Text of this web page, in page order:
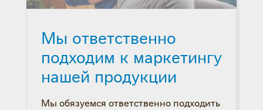
Мы ответственно
подходим к маркетингу
нашей продукции
Мы обязуемся ответственно подходить